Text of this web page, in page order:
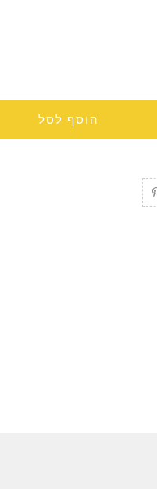
הוסף לסל